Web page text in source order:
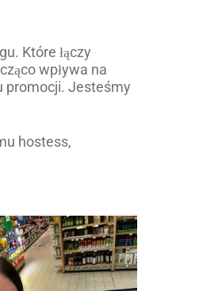
Które łączy
wpływa na
promocji. Jesteśmy
hostess,